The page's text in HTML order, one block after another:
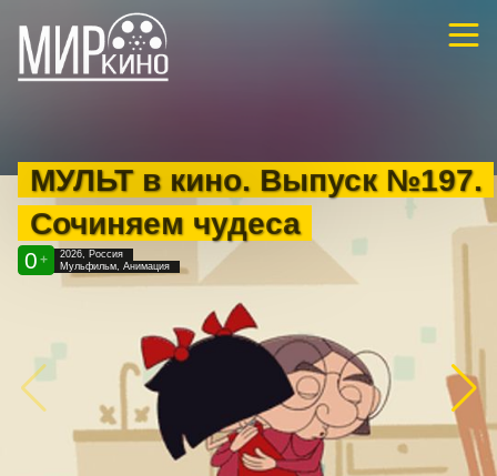
МУЛЬТ в кино. Выпуск №197.
Сочиняем чудеса
0 +
2026, Россия
Мульфильм, Анимация